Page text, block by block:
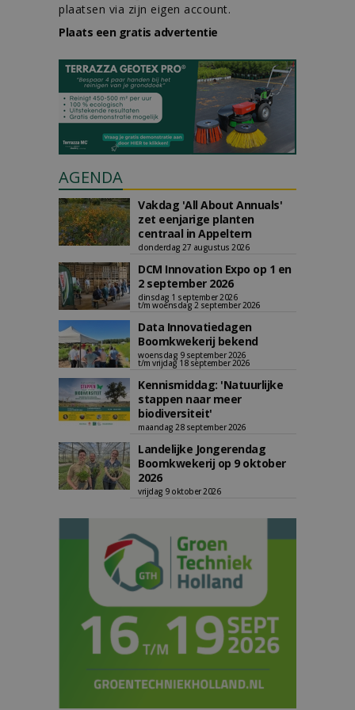
plaatsen via zijn eigen account.
Plaats een gratis advertentie
AGENDA
Vakdag 'All About Annuals'
zet eenjarige planten
centraal in Appeltern
donderdag 27 augustus 2026
DCM Innovation Expo op 1 en
2 september 2026
dinsdag 1 september 2026
t/m woensdag 2 september 2026
Data Innovatiedagen
Boomkwekerij bekend
woensdag 9 september 2026
t/m vrijdag 18 september 2026
Kennismiddag: 'Natuurlijke
stappen naar meer
biodiversiteit'
maandag 28 september 2026
Landelijke Jongerendag
Boomkwekerij op 9 oktober
2026
vrijdag 9 oktober 2026